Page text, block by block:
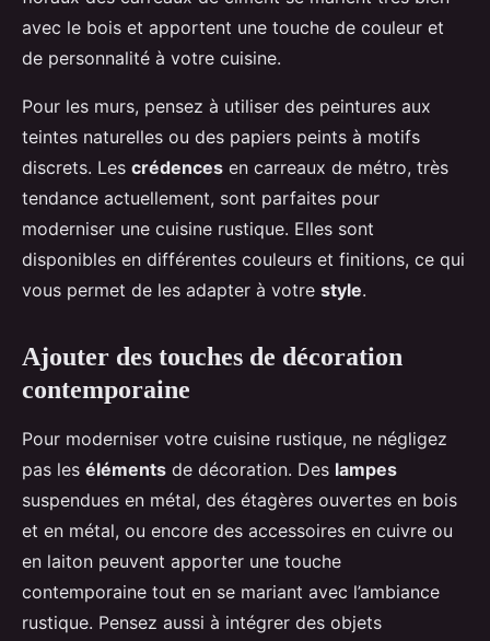
avec le bois et apportent une touche de couleur et
de personnalité à votre cuisine.
Pour les murs, pensez à utiliser des peintures aux
teintes naturelles ou des papiers peints à motifs
discrets. Les crédences en carreaux de métro, très
tendance actuellement, sont parfaites pour
moderniser une cuisine rustique. Elles sont
disponibles en différentes couleurs et finitions, ce qui
vous permet de les adapter à votre style.
Ajouter des touches de décoration
contemporaine
Pour moderniser votre cuisine rustique, ne négligez
pas les éléments de décoration. Des lampes
suspendues en métal, des étagères ouvertes en bois
et en métal, ou encore des accessoires en cuivre ou
en laiton peuvent apporter une touche
contemporaine tout en se mariant avec l’ambiance
rustique. Pensez aussi à intégrer des objets